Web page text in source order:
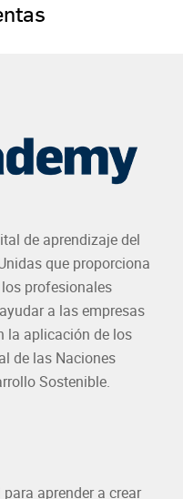
de aprendizaje del
que proporciona
profesionales
a las empresas
la aplicación de los
de las Naciones
Sostenible.
aprender a crear